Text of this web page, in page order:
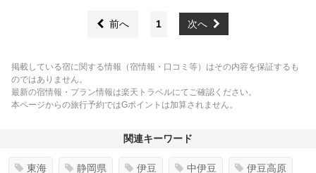
前へ 1 次へ
掲載している宿に関する情報（宿情報・口コミ等）はその内容を保証するも
のではありません。
最新の宿情報・プラン情報は楽天トラベルにてご確認ください。
本ページからの旅行予約ではGポイントは加算されません。
関連キーワード
東海 静岡県 伊豆 中伊豆 伊豆高原